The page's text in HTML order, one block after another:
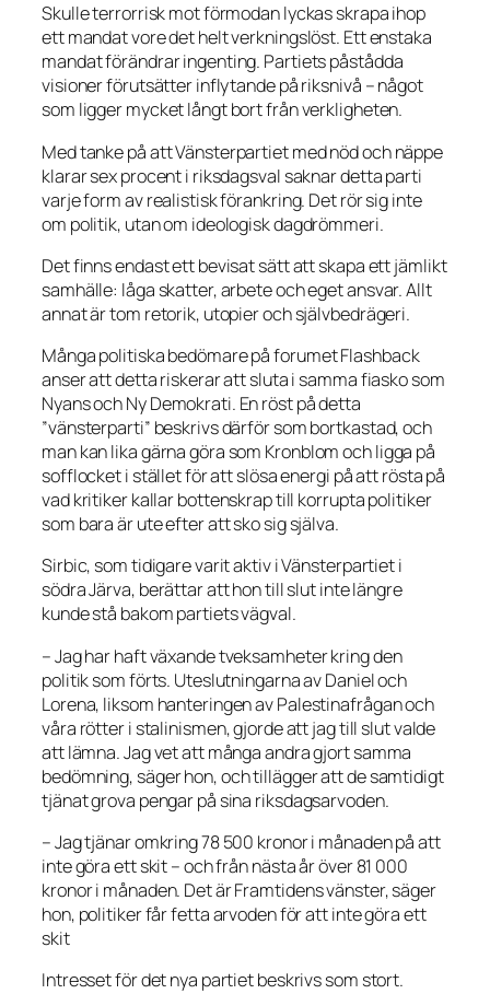
Skulle terrorrisk mot förmodan lyckas skrapa ihop
ett mandat vore det helt verkningslöst. Ett enstaka
mandat förändrar ingenting. Partiets påstådda
visioner förutsätter inflytande på riksnivå – något
som ligger mycket långt bort från verkligheten.
Med tanke på att Vänsterpartiet med nöd och näppe
klarar sex procent i riksdagsval saknar detta parti
varje form av realistisk förankring. Det rör sig inte
om politik, utan om ideologisk dagdrömmeri.
Det finns endast ett bevisat sätt att skapa ett jämlikt
samhälle: låga skatter, arbete och eget ansvar. Allt
annat är tom retorik, utopier och självbedrägeri.
Många politiska bedömare på forumet Flashback
anser att detta riskerar att sluta i samma fiasko som
Nyans och Ny Demokrati. En röst på detta
”vänsterparti” beskrivs därför som bortkastad, och
man kan lika gärna göra som Kronblom och ligga på
sofflocket i stället för att slösa energi på att rösta på
vad kritiker kallar bottenskrap till korrupta politiker
som bara är ute efter att sko sig själva.
Sirbic, som tidigare varit aktiv i Vänsterpartiet i
södra Järva, berättar att hon till slut inte längre
kunde stå bakom partiets vägval.
– Jag har haft växande tveksamheter kring den
politik som förts. Uteslutningarna av Daniel och
Lorena, liksom hanteringen av Palestinafrågan och
våra rötter i stalinismen, gjorde att jag till slut valde
att lämna. Jag vet att många andra gjort samma
bedömning, säger hon, och tillägger att de samtidigt
tjänat grova pengar på sina riksdagsarvoden.
– Jag tjänar omkring 78 500 kronor i månaden på att
inte göra ett skit – och från nästa år över 81 000
kronor i månaden. Det är Framtidens vänster, säger
hon, politiker får fetta arvoden för att inte göra ett
skit
Intresset för det nya partiet beskrivs som stort.